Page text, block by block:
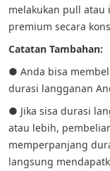
melakukan pull
premium secara
Catatan Tambahan:
● Anda bisa
durasi langganan
● Jika sisa durasi
atau lebih,
memperpanjang
langsung